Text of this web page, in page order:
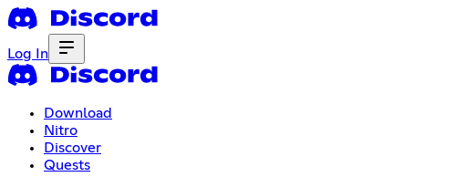
Log In
Download
Nitro
Discover
Quests